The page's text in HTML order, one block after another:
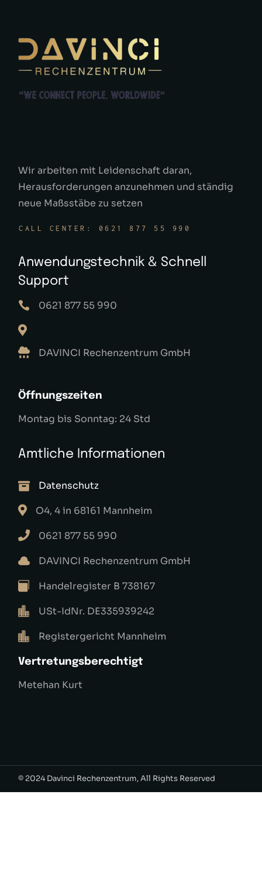
Wir arbeiten mit Leidenschaft daran,
Herausforderungen anzunehmen und ständig
neue Maßsstäbe zu setzen
CALL CENTER: 0621 877 55 990
Anwendungstechnik & Schnell
Support
0621 877 55 990
DAVINCI Rechenzentrum GmbH
Öffnungszeiten
Montag bis Sonntag: 24 Std
Amtliche Informationen
Datenschutz
O4, 4 in 68161 Mannheim
0621 877 55 990
DAVINCI Rechenzentrum GmbH
Handelregister B 738167
USt-IdNr. DE335939242
Registergericht Mannheim
Vertretungsberechtigt
Metehan Kurt
© 2024 Davinci Rechenzentrum, All Rights Reserved